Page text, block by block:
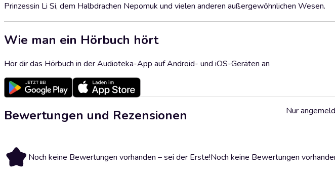
Prinzessin Li Si, dem Halbdrachen Nepomuk und vielen anderen außergewöhnlichen Wesen.
Wie man ein Hörbuch hört
Hör dir das Hörbuch in der Audioteka-App auf Android- und iOS-Geräten an
Bewertungen und Rezensionen
Noch keine Bewertungen vorhanden – sei der Erste!Noch keine Bewertungen
Nur